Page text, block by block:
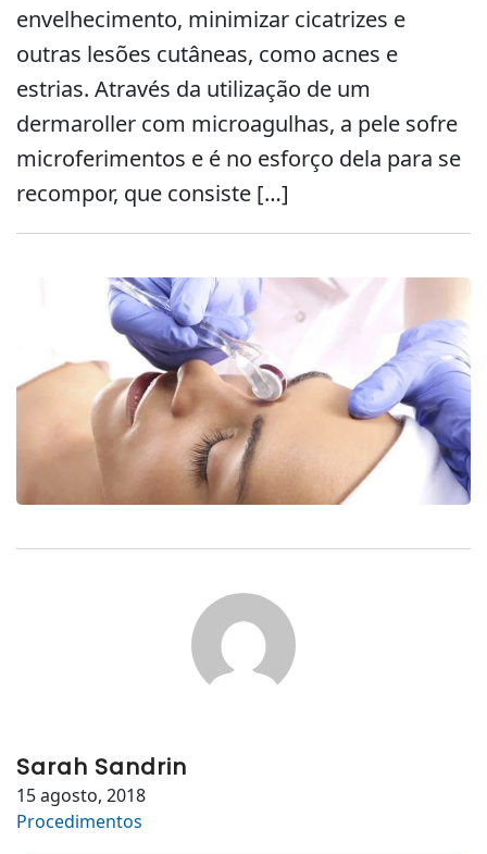
envelhecimento, minimizar cicatrizes e
outras lesões cutâneas, como acnes e
estrias. Através da utilização de um
dermaroller com microagulhas, a pele sofre
microferimentos e é no esforço dela para se
recompor, que consiste […]
Sarah Sandrin
15 agosto, 2018
Procedimentos